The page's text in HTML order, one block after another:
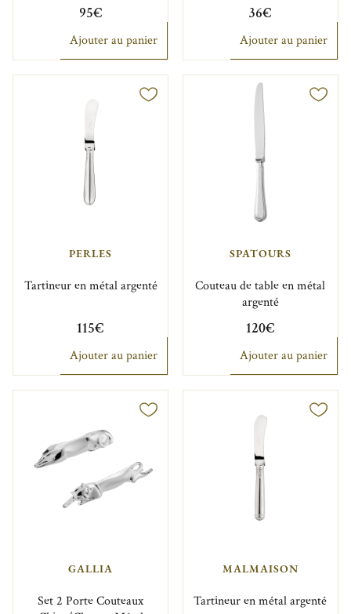
95€
Ajouter au panier
36€
Ajouter au panier
PERLES
Tartineur en métal argenté
115€
Ajouter au panier
SPATOURS
Couteau de table en métal
argenté
120€
Ajouter au panier
GALLIA
Set 2 Porte Couteaux
MALMAISON
Tartineur en métal argenté